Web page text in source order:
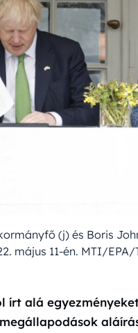
(j) és Boris
május 11-én. MTI/
írt alá